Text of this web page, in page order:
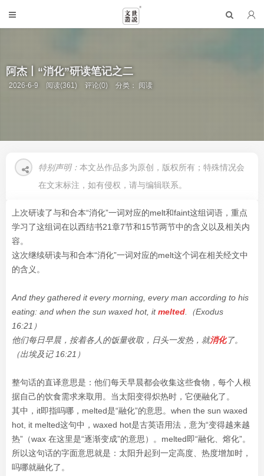
阿杰丨“消化”研读笔记之二
2026-6-9 阅读(361) 评论(0) 分类：阅读
特别声明： 本文丛作品多为原创，版权所有；特殊情况会
在文末标注，如有侵权，请与编辑联系。
上次研读了与和合本“消化”一词对应的melt和faint这组词语，重点
学习了这组词在以西结书21章7节和15节两节中的含义以及相关内
容。
这次继续研读与和合本“消化”一词对应的melt这个词在相关经文中
的含义。
And they gathered it every morning, every man according to his
eating: and when the sun waxed hot, itmelted .（Exodus
16:21）
他们每日早晨，按着各人的饭量收取，日头一发热，就消化了。
（出埃及记 16:21）
整句话的直译意思是：他们每天早晨都会收集这些食物，每个人根
据自己的饮食需求来取用。当太阳变得炽热时，它便融化了。
其中，it即指吗哪，melted是“融化”的意思。when the sun waxed
hot, it melted这句中，waxed hot是古英语用法，意为“变得越来越
热”（wax 在这里是“逐渐变成”的意思）。 melted即“融化、熔化”。
所以这句话的字面意思就是：太阳升起到一定高度、热度增加时，
吗哪就融化了。